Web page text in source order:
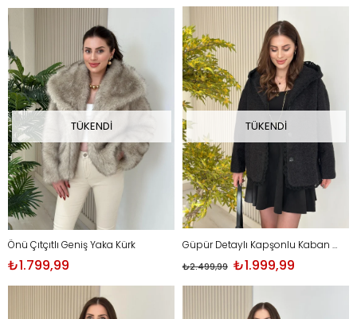
TÜKENDI
Önü Çıtçıtlı Geniş Yaka Kürk
₺1.799,99
TÜKENDI
Güpür Detaylı Kapşonlu Kaban Siyah
₺1.999,99
₺2.499,99